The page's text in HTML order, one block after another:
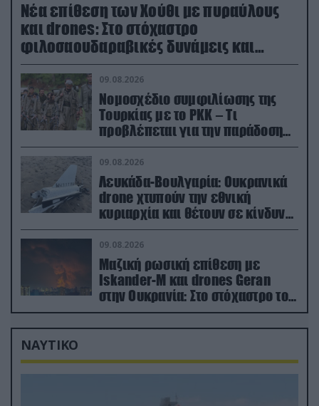
Νέα επίθεση των Χούθι με πυραύλους
και drones: Στο στόχαστρο
φιλοσαουδαραβικές δυνάμεις και
εγκαταστάσεις
09.08.2026
Νομοσχέδιο συμφιλίωσης της
Τουρκίας με το ΡΚΚ – Τι
προβλέπεται για την παράδοση
των όπλων
09.08.2026
Λευκάδα-Βουλγαρία: Ουκρανικά
drone χτυπούν την εθνική
κυριαρχία και θέτουν σε κίνδυνο
οικονομίες χωρών του ΝΑΤΟ
09.08.2026
Μαζική ρωσική επίθεση με
Iskander-M και drones Geran
στην Ουκρανία: Στο στόχαστρο το
εργοστάσιο των Flamingo
ΝΑΥΤΙΚΟ